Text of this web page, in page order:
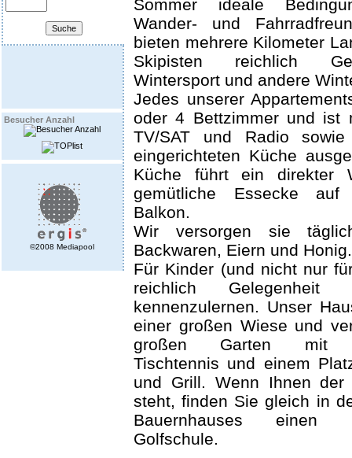
Besucher Anzahl
©2008 Mediapool
Sommer ideale
Wander- und
bieten mehrere Kilometer
Skipisten reichlich
Wintersport und andere
Jedes unserer
oder 4 Bettzimmer und ist
TV/SAT und Radio
eingerichteten Küche
Küche führt ein direkter
gemütliche Essecke auf
Balkon.
Wir versorgen sie
Backwaren, Eiern und Honig.
Für Kinder (und nicht nur
reichlich Gelegenheit
kennenzulernen. Unser
einer großen Wiese und
großen Garten mit
Tischtennis und einem
und Grill. Wenn Ihnen
steht, finden Sie gleich in
Bauernhauses einen
Golfschule.